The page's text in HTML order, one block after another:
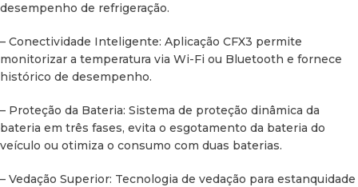
– Tensão de Entrada (DC): 12/24 V
– Corrente de Entrada Nominal (AC): 0,96A a 100V, 0,40A a
240V
– Potência Nominal de Entrada (AC): 52W
desempenho de refrigeração.
– Conectividade Inteligente: Aplicação CFX3 permite
monitorizar a temperatura via Wi-Fi ou Bluetooth e fornece
histórico de desempenho.
– Proteção da Bateria: Sistema de proteção dinâmica da
bateria em três fases, evita o esgotamento da bateria do
veículo ou otimiza o consumo com duas baterias.
– Vedação Superior: Tecnologia de vedação para estanquidade